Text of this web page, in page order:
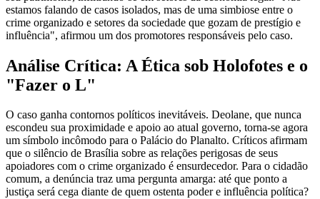
estamos falando de casos isolados, mas de uma simbiose entre o
crime organizado e setores da sociedade que gozam de prestígio e
influência", afirmou um dos promotores responsáveis pelo caso.
Análise Crítica: A Ética sob Holofotes e o
"Fazer o L"
O caso ganha contornos políticos inevitáveis. Deolane, que nunca
escondeu sua proximidade e apoio ao atual governo, torna-se agora
um símbolo incômodo para o Palácio do Planalto. Críticos afirmam
que o silêncio de Brasília sobre as relações perigosas de seus
apoiadores com o crime organizado é ensurdecedor. Para o cidadão
comum, a denúncia traz uma pergunta amarga: até que ponto a
justiça será cega diante de quem ostenta poder e influência política?